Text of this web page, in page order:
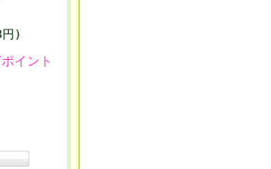
)
イント